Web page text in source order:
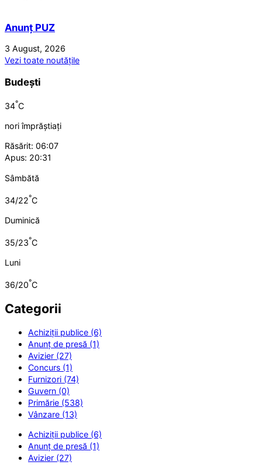
Anunț PUZ
3 August, 2026
Vezi toate noutățile
Budești
34°C
nori împrăștiați
Răsărit: 06:07
Apus: 20:31
Sâmbătă
34/22°C
Duminică
35/23°C
Luni
36/20°C
Categorii
Achiziții publice (6)
Anunț de presă (1)
Avizier (27)
Concurs (1)
Furnizori (74)
Guvern (0)
Primărie (538)
Vânzare (13)
Achiziții publice (6)
Anunț de presă (1)
Avizier (27)